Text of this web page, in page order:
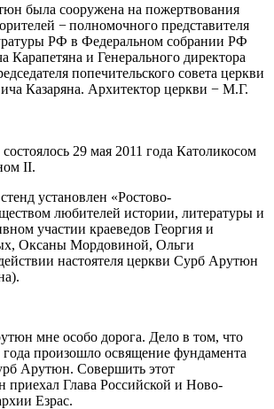
была сооружена на пожертвования
− полномочного представителя
РФ в Федеральном собрании РФ
Карапетяна и Генерального директора
попечительского совета церкви
Казаряна. Архитектор церкви − М.Г.
29 мая 2011 года Католикосом
II.
установлен «Ростово-
любителей истории, литературы и
участии краеведов Георгия и
Оксаны Мордовиной, Ольги
настоятеля церкви Сурб Арутюн
мне особо дорога. Дело в том, что
года произошло освящение фундамента
Арутюн. Совершить этот
приехал Глава Российской и Ново-
Езрас.